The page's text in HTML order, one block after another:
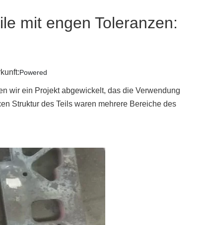
mit engen Toleranzen:
Powered
wir ein Projekt abgewickelt, das die Verwendung
Struktur des Teils waren mehrere Bereiche des